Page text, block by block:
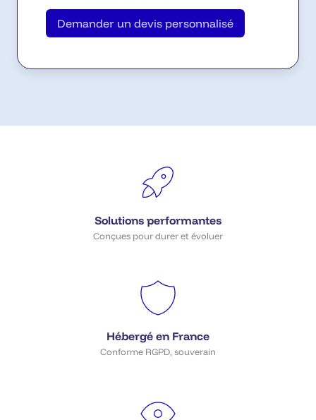
Demander un devis personnalisé
Solutions performantes
Conçues pour durer et évoluer
Hébergé en France
Conforme RGPD, souverain